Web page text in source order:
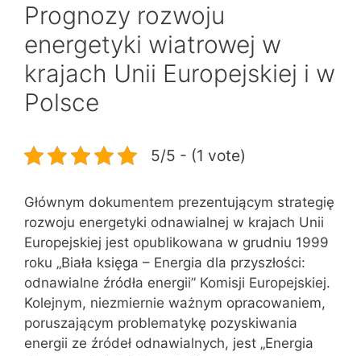
Prognozy rozwoju
energetyki wiatrowej w
krajach Unii Europejskiej i w
Polsce
5/5 - (1 vote)
Głównym dokumentem prezentującym strategię
rozwoju energetyki odnawialnej w krajach Unii
Europejskiej jest opublikowana w grudniu 1999
roku „Biała księga – Energia dla przyszłości:
odnawialne źródła energii” Komisji Europejskiej.
Kolejnym, niezmiernie ważnym opracowaniem,
poruszającym problematykę pozyskiwania
energii ze źródeł odnawialnych, jest „Energia